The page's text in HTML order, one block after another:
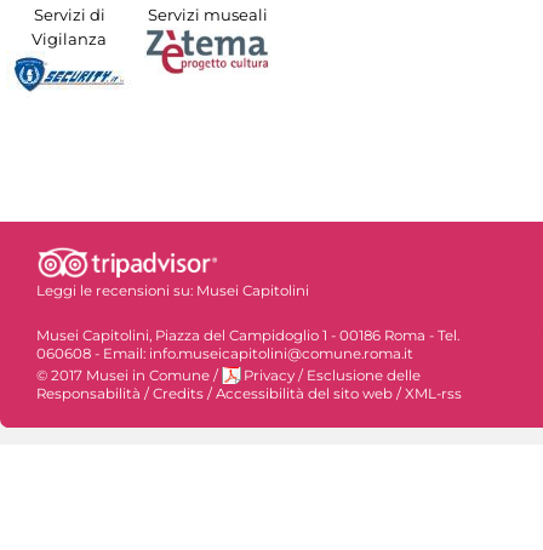
Servizi di
Vigilanza
Servizi museali
Leggi le recensioni su: Musei Capitolini
Musei Capitolini, Piazza del Campidoglio 1 - 00186 Roma - Tel.
060608 - Email: info.museicapitolini@comune.roma.it
© 2017 Musei in Comune / Privacy / Esclusione delle
Responsabilità / Credits / Accessibilità del sito web / XML-rss